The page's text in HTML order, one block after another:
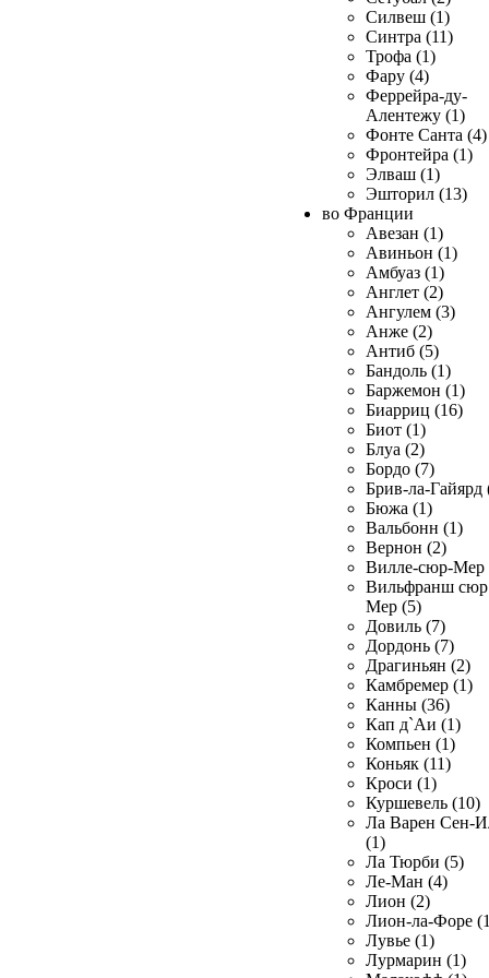
Силвеш (1)
Синтра (11)
Трофа (1)
Фару (4)
Феррейра-ду-
Алентежу (1)
Фонте Санта (4)
Фронтейра (1)
Элваш (1)
Эшторил (13)
во Франции
Авезан (1)
Авиньон (1)
Амбуаз (1)
Англет (2)
Ангулем (3)
Анже (2)
Антиб (5)
Бандоль (1)
Баржемон (1)
Биарриц (16)
Биот (1)
Блуа (2)
Бордо (7)
Брив-ла-Гайярд
Бюжа (1)
Вальбонн (1)
Вернон (2)
Вилле-сюр-Мер
Вильфранш сюр
Мер (5)
Довиль (7)
Дордонь (7)
Драгиньян (2)
Камбремер (1)
Канны (36)
Кап д`Аи (1)
Компьен (1)
Коньяк (11)
Кроси (1)
Куршевель (10)
Ла Варен Сен-
(1)
Ла Тюрби (5)
Ле-Ман (4)
Лион (2)
Лион-ла-Форе
Лувье (1)
Лурмарин (1)